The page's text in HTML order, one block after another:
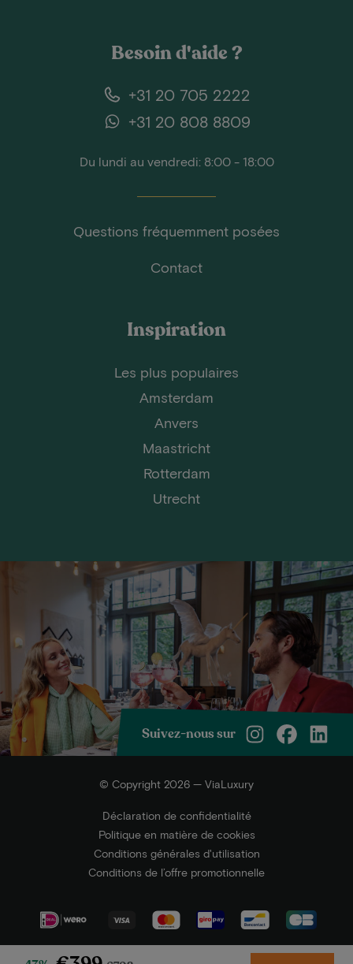
Besoin d'aide ?
+31 20 705 2222
+31 20 808 8809
Du lundi au vendredi: 8:00 - 18:00
Questions fréquemment posées
Contact
Inspiration
Les plus populaires
Amsterdam
Anvers
Maastricht
Rotterdam
Utrecht
Suivez-nous sur
© Copyright 2026 — ViaLuxury
Déclaration de confidentialité
Politique en matière de cookies
Conditions générales d'utilisation
Conditions de l’offre promotionnelle